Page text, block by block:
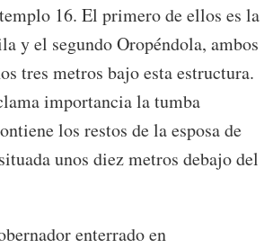
16. El primero de ellos es la
y el segundo Oropéndola, ambos
tres metros bajo esta estructura.
importancia la tumba
los restos de la esposa de
unos diez metros debajo del
enterrado en